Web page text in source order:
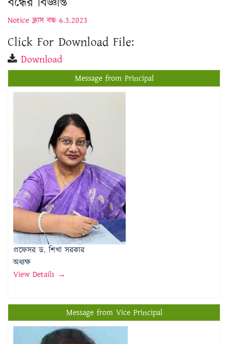
Click For Download File:
Download
Message from Principal
প্রফেসর ড. শিখা সরকার
অধ্যক্ষ
View Details →